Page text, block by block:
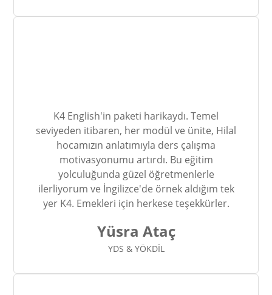
K4 English'in paketi harikaydı. Temel
seviyeden itibaren, her modül ve ünite, Hilal
hocamızın anlatımıyla ders çalışma
motivasyonumu artırdı. Bu eğitim
yolculuğunda güzel öğretmenlerle
ilerliyorum ve İngilizce'de örnek aldığım tek
yer K4. Emekleri için herkese teşekkürler.
Yüsra Ataç
YDS & YÖKDİL